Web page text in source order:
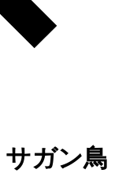
サガン鳥